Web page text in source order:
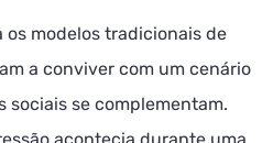
modelos tradicionais de
a conviver com um cenário
sociais se complementam.